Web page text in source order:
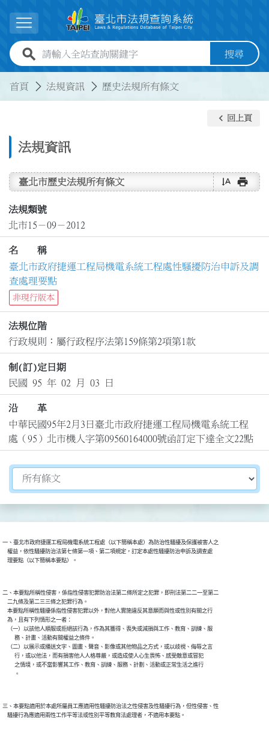
展開選單
全站查詢關鍵字欄位 搜尋
首頁 法規資訊 歷史法規所有條文
法規資訊
keyboard_arrow_left 回上頁
臺北市歷史法規所有條文 text_rotate_vertical print
法規類號
北市15－09－2012
名 稱
臺北市政府捷運工程局機電系統工程處性騷擾防治申訴及調
查處理要點
非現行版本
法規位階
行政規則：屬行政程序法第159條第2項第1款
制(訂)定日期
民國 95 年 02 月 03 日
沿 革
中華民國95年2月3日臺北市政府捷運工程局機電系統工程
處（95）北市機人字第09560164000號函訂定下達全文22點
切換選擇法規資訊內容
一、臺北市政府捷運工程局機電系統工程處（以下簡稱本處）為防治性騷擾及保護被害人之
    權益，依性騷擾防治法第七條第一項、第二項規定，訂定本處性騷擾防治申訴及調查處
    理要點（以下簡稱本要點）。
二、本要點所稱性侵害，係指性侵害犯罪防治法第二條所定之犯罪，即刑法第二二一至第二
    二九條及第二三三條之犯罪行為。
    本要點所稱性騷擾係指性侵害犯罪以外，對他人實施違反其意願而與性或性別有關之行
    為，且有下列情形之一者：
    （一）以該他人順服或拒絕該行為，作為其獲得、喪失或減損與工作、教育、訓練、服
          務、計畫、活動有關權益之條件。
    （二）以展示或播送文字、圖畫、聲音、影像或其他物品之方式，或以歧視、侮辱之言
          行，或以他法，而有損害他人人格尊嚴，或造成使人心生畏怖、感受敵意或冒犯
          之情境，或不當影響其工作、教育、訓練、服務、計劃、活動或正常生活之進行
          。
三、本要點適用於本處所屬員工應適用性騷擾防治法之性侵害及性騷擾行為，但性侵害、性
    騷擾行為應適用兩性工作平等法或性別平等教育法處理者，不適用本要點。